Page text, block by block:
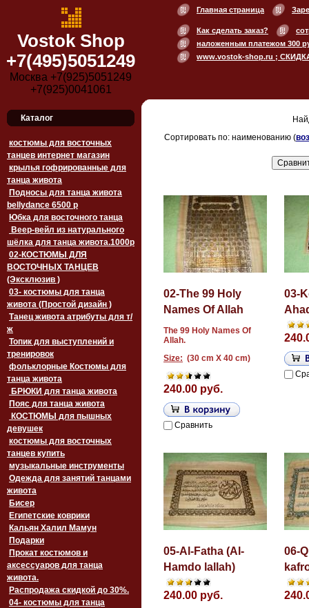
Vostok Shop
+7(495)5051249
Москва +7(925)5051249
+7(925)0041061
Главная страница
Как сделать заказ?
наложенным платежом 300
www.vostok-shop.ru ;
Каталог
костюмы для восточных
танцев интернет магазин
крылья гофрированные для
танца живота
Подносы для танца живота
bellydance 6500 p
Юбка для восточного танца
Веер-вейл из натурального
шёлка для танца живота.1000p
02-КОСТЮМЫ ДЛЯ
ВОСТОЧНЫХ ТАНЦЕВ
(Эксклюзив )
03- костюмы для танца
живота (Простой дизайн )
Танец живота атрибуты для т/
ж
Топик для выступлений и
тренировок
фольклорные Костюмы для
танца живота
БРЮКИ для танца живота
Пояс для танца живота
девушек
костюмы для восточных
танцев купить
музыкальные инструменты
Одежда для занятий танцами
живота
Бисер
Египетские коврики
Кальян Халил Мамун
Подарки
Прокат костюмов и
аксессуаров для танца
живота.
Распродажа скидкой до 30%.
04- костюмы для танца
Сортировать по: наименованию (
02-The 99 Holy
Names Of Allah
The 99 Holy Names Of
Allah.
Size: (30 cm X 40 cm)
240.00 руб.
Сравнить
03-
05-Al-Fatha (Al-
Hamdo lallah)
240.00 руб.
06-